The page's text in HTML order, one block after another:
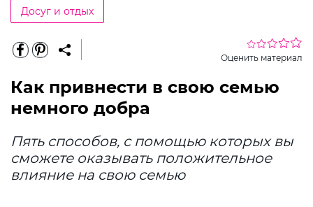
Досуг и отдых
Оценить материал
Как привнести в свою семью
немного добра
Пять способов, с помощью которых вы
сможете оказывать положительное
влияние на свою семью